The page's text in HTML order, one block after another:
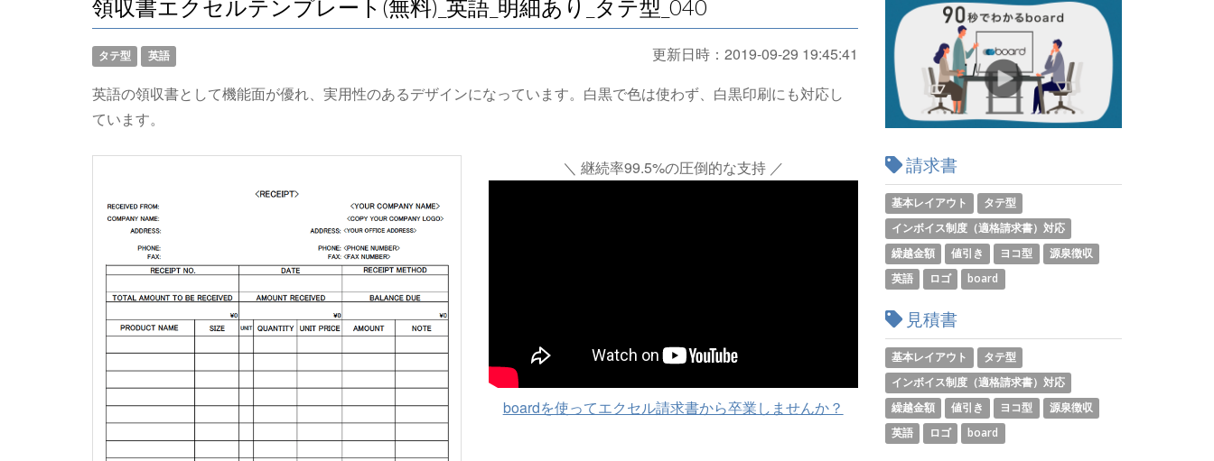
領収書エクセルテンプレート(無料)_英語_明細あり_タテ型_040
タテ型 英語 更新日時： 2019-09-29 19:45:41
英語の領収書として機能面が優れ、実用性のあるデザインになっています。白黒で色は使わず、白黒印刷にも対応し
ています。
＼ 継続率99.5%の圧倒的な支持 ／
boardを使ってエクセル請求書から卒業しませんか？
請求書
基本レイアウト
タテ型
インボイス制度（適格請求書）対応
繰越金額
値引き ヨコ型
源泉徴収
英語
ロゴ board
見積書
基本レイアウト
タテ型
インボイス制度（適格請求書）対応
繰越金額
値引き ヨコ型
源泉徴収
英語
ロゴ board